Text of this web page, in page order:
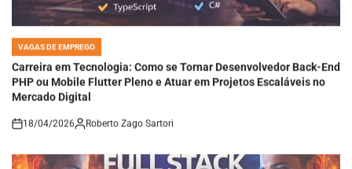
POSTED
Carreira em Tecnologia: Como se Tornar Desenvolvedor Back-End
PHP ou Mobile Flutter Pleno e Atuar em Projetos Escaláveis no
Mercado Digital
on